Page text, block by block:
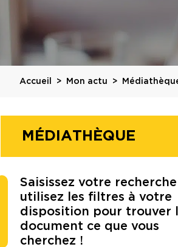
Accueil Mon actu
MÉDIATHÈQUE
Saisissez votre
utilisez les filtres à votre
disposition pour trouver
document ce que vous
cherchez !